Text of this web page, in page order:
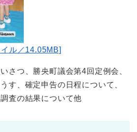
ル／14.05MB]
さつ、勝央町議会第4回定例会、
す、確定申告の日程について、
査の結果について他